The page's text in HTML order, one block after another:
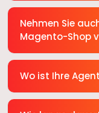
Nehmen Sie
Magento-Shop
Wo ist Ihre